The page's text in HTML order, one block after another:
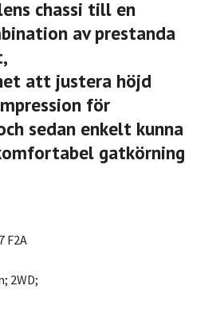
chassi till en
av prestanda
att justera höjd
för
sedan enkelt kunna
gatkörning
F2A
2WD;